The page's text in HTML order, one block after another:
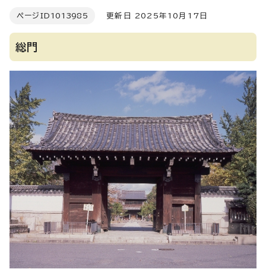
ページID 1013985 更新日 2025年10月17日
総門